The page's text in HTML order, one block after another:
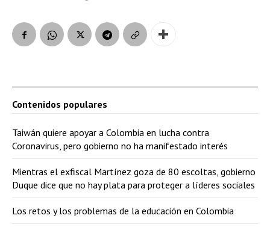
Contenidos populares
Taiwán quiere apoyar a Colombia en lucha contra
Coronavirus, pero gobierno no ha manifestado interés
Mientras el exfiscal Martínez goza de 80 escoltas, gobierno
Duque dice que no hay plata para proteger a líderes sociales
Los retos y los problemas de la educación en Colombia